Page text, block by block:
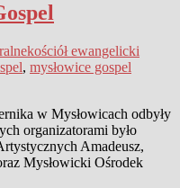
kościół ewangelicki
, mysłowice gospel
w Mysłowicach odbyły
organizatorami było
Amadeusz,
Mysłowicki Ośrodek